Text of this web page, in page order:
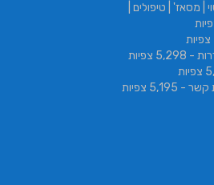
מסאז' | טיפולים |
- 5,298 צפיות
קשר - 5,195 צפיות